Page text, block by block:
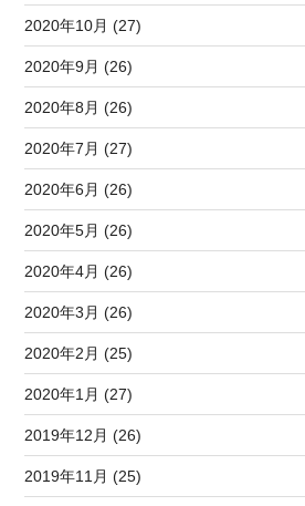
2020年10月 (27)
2020年9月 (26)
2020年8月 (26)
2020年7月 (27)
2020年6月 (26)
2020年5月 (26)
2020年4月 (26)
2020年3月 (26)
2020年2月 (25)
2020年1月 (27)
2019年12月 (26)
2019年11月 (25)